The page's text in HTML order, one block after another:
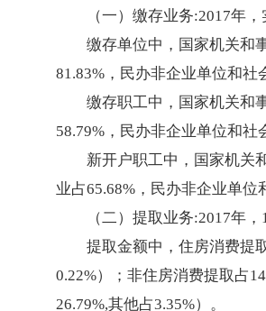
（一）缴存业务:2017年
缴存单位中，国家机关和
81.83%，民办非企业单位和社
缴存职工中，国家机关和
58.79%，民办非企业单位和社
新开户职工中，国家机关
业占65.68%，民办非企业单位
（二）提取业务:2017年
提取金额中，住房消费提
0.22%）；非住房消费提取占
26.79%,其他占3.35%）。